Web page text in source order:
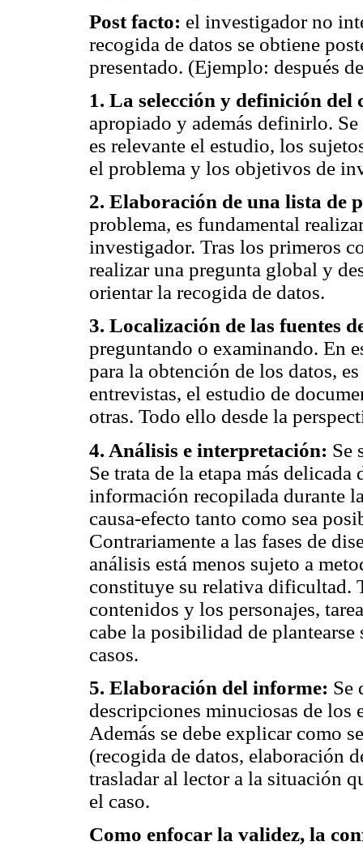
Post facto: el investigador no
recogida de datos se obtiene
presentado. (Ejemplo: después
1. La selección y definición del
apropiado y además definirlo.
es relevante el estudio, los
el problema y los objetivos de
2. Elaboración de una lista de
problema, es fundamental
investigador. Tras los primeros
realizar una pregunta global y
orientar la recogida de datos.
3. Localización de las fuentes
preguntando o examinando. En
para la obtención de los datos,
entrevistas, el estudio de
otras. Todo ello desde la
4. Análisis e interpretación: Se
Se trata de la etapa más
información recopilada durante
causa-efecto tanto como sea
Contrariamente a las fases de
análisis está menos sujeto a
constituye su relativa dificultad.
contenidos y los personajes,
cabe la posibilidad de
casos.
5. Elaboración del informe: Se
descripciones minuciosas de los
Además se debe explicar como
(recogida de datos, elaboración
trasladar al lector a la situación
el caso.
Como enfocar la validez, la